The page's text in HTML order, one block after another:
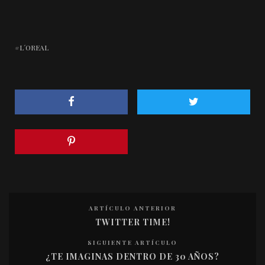
L´OREAL
ARTÍCULO ANTERIOR
TWITTER TIME!
SIGUIENTE ARTÍCULO
¿TE IMAGINAS DENTRO DE 30 AÑOS?